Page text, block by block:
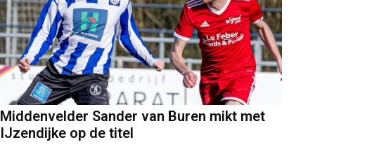
Middenvelder Sander van Buren mikt met
IJzendijke op de titel